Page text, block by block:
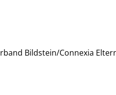
Bildstein/Connexia